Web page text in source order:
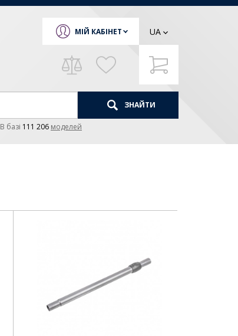
МІЙ КАБІНЕТ UA
ЗНАЙТИ
В базi 111 206 моделей